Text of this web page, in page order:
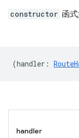
constructor 函
(handler :
handler